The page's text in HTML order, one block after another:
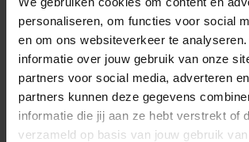
personaliseren, om functies voor social
en om ons websiteverkeer te
informatie over jouw gebruik van onze
partners voor social media, adverteren
partners kunnen deze gegevens
informatie die jij aan ze hebt verstrekt of
verzameld op basis van jouw gebruik
Den Bosch
Geen treinen tussen Oss en
10 t/m 12 oktober
Roosendaal
11 oktober